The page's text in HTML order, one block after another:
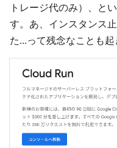
トレージ代のみ）、と
す。あ、インスタンス
た...って残念なことも起